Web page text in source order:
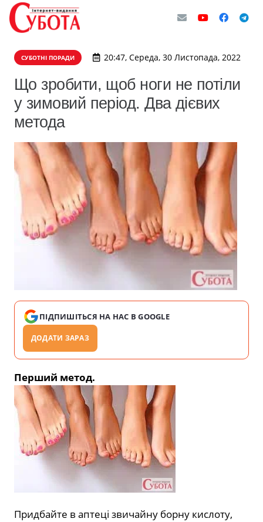
СУБОТНІ ПОРАДИ 20:47, Середа, 30 Листопада, 2022
Що зробити, щоб ноги не потіли
у зимовий період. Два дієвих
метода
ПІДПИШІТЬСЯ НА НАС В GOOGLE
ДОДАТИ ЗАРАЗ
Перший метод.
Придбайте в аптеці звичайну борну кислоту,